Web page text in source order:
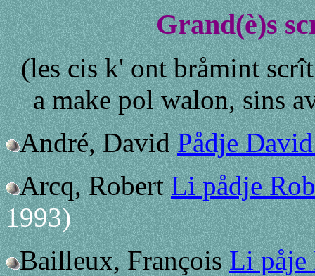
Grand(è)s
(les cis k' ont bråmint
a make pol walon, sins
André, DavidPådje
Arcq, RobertLi pådje
1993)
Bailleux, FrançoisLi påje